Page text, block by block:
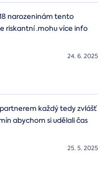
narozeninám tento
riskantní .mohu více info
24. 6. 2025
každý tedy zvlášť
abychom si udělali čas
25. 5. 2025